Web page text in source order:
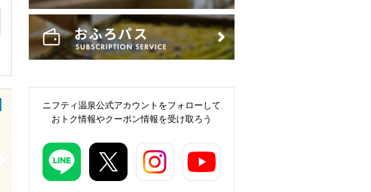
ニフティ温泉公式アカウントをフォローして
おトク情報やクーポン情報を受け取ろう